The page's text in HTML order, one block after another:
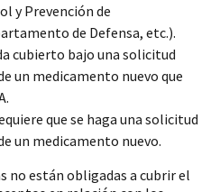
y Prevención de
de Defensa, etc.).
cubierto bajo una solicitud
un medicamento nuevo que
que se haga una solicitud
un medicamento nuevo.
no están obligadas a cubrir el